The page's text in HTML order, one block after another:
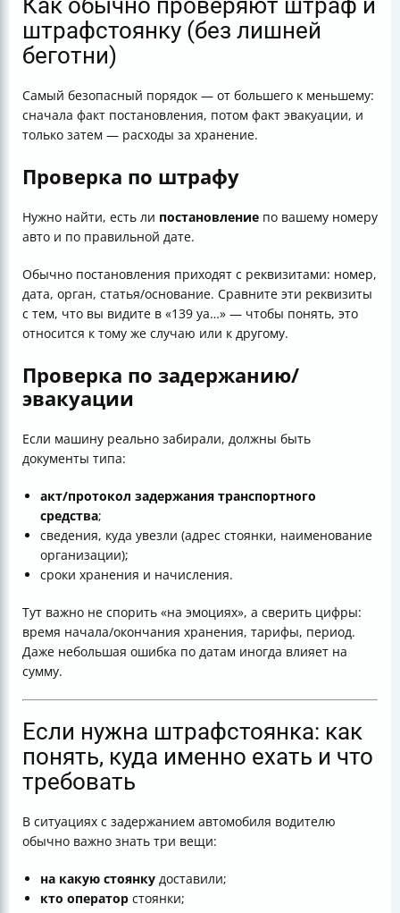
Как обычно проверяют штраф и
штрафстоянку (без лишней
беготни)
Самый безопасный порядок — от большего к меньшему:
сначала факт постановления, потом факт эвакуации, и
только затем — расходы за хранение.
Проверка по штрафу
Нужно найти, есть ли постановление по вашему номеру
авто и по правильной дате.
Обычно постановления приходят с реквизитами: номер,
дата, орган, статья/основание. Сравните эти реквизиты
с тем, что вы видите в «139 уа…» — чтобы понять, это
относится к тому же случаю или к другому.
Проверка по задержанию/
эвакуации
Если машину реально забирали, должны быть
документы типа:
акт/протокол задержания транспортного
средства;
сведения, куда увезли (адрес стоянки, наименование
организации);
сроки хранения и начисления.
Тут важно не спорить «на эмоциях», а сверить цифры:
время начала/окончания хранения, тарифы, период.
Даже небольшая ошибка по датам иногда влияет на
сумму.
Если нужна штрафстоянка: как
понять, куда именно ехать и что
требовать
В ситуациях с задержанием автомобиля водителю
обычно важно знать три вещи:
на какую стоянку доставили;
кто оператор стоянки;